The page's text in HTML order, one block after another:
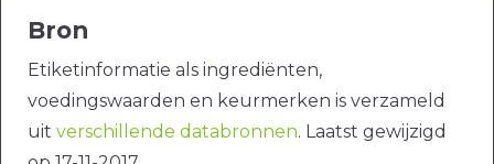
Bron
Etiketinformatie als ingrediënten,
voedingswaarden en keurmerken is verzameld
uit verschillende databronnen. Laatst gewijzigd